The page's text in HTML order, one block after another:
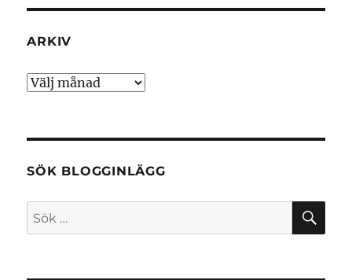
ARKIV
Arkiv
SÖK BLOGGINLÄGG
Sök
efter: